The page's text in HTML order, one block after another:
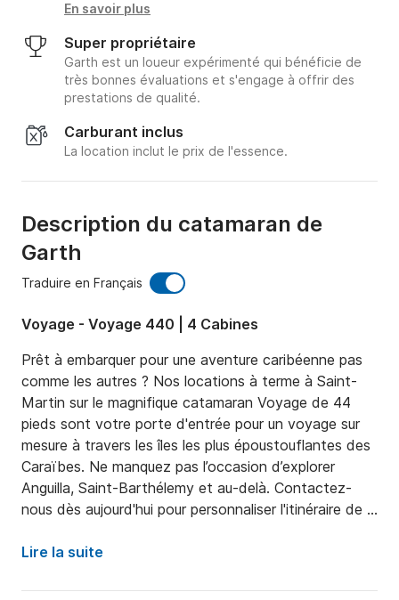
En savoir plus
Super propriétaire
Garth est un loueur expérimenté qui bénéficie de
très bonnes évaluations et s'engage à offrir des
prestations de qualité.
Carburant inclus
La location inclut le prix de l'essence.
Description du catamaran de
Garth
Traduire en Français
Voyage - Voyage 440 | 4 Cabines
Prêt à embarquer pour une aventure caribéenne pas
comme les autres ? Nos locations à terme à Saint-
Martin sur le magnifique catamaran Voyage de 44
pieds sont votre porte d'entrée pour un voyage sur
mesure à travers les îles les plus époustouflantes des
Caraïbes. Ne manquez pas l’occasion d’explorer
Anguilla, Saint-Barthélemy et au-delà. Contactez-
nous dès aujourd'hui pour personnaliser l'itinéraire de
voyage de découverte, de luxe et de beauté
Lire la suite